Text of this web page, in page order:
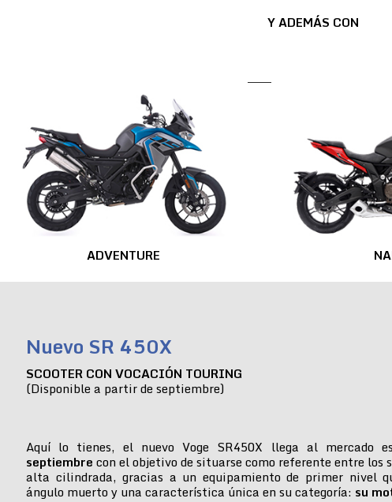
Y ADEMÁS CON
ADVENTURE
Nuevo SR 450X
SCOOTER CON VOCACIÓN TOURING
(Disponible a partir de septiembre)
Aquí lo tienes, el nuevo Voge SR450X llega al mercado
septiembre con el objetivo de situarse como referente entre los
alta cilindrada, gracias a un equipamiento de primer nivel
ángulo muerto y una característica única en su categoría: su